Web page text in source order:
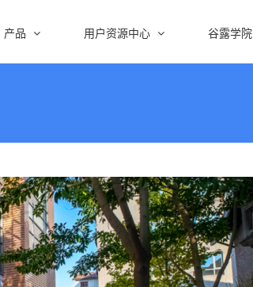
产品 用户资源中心 谷露学院